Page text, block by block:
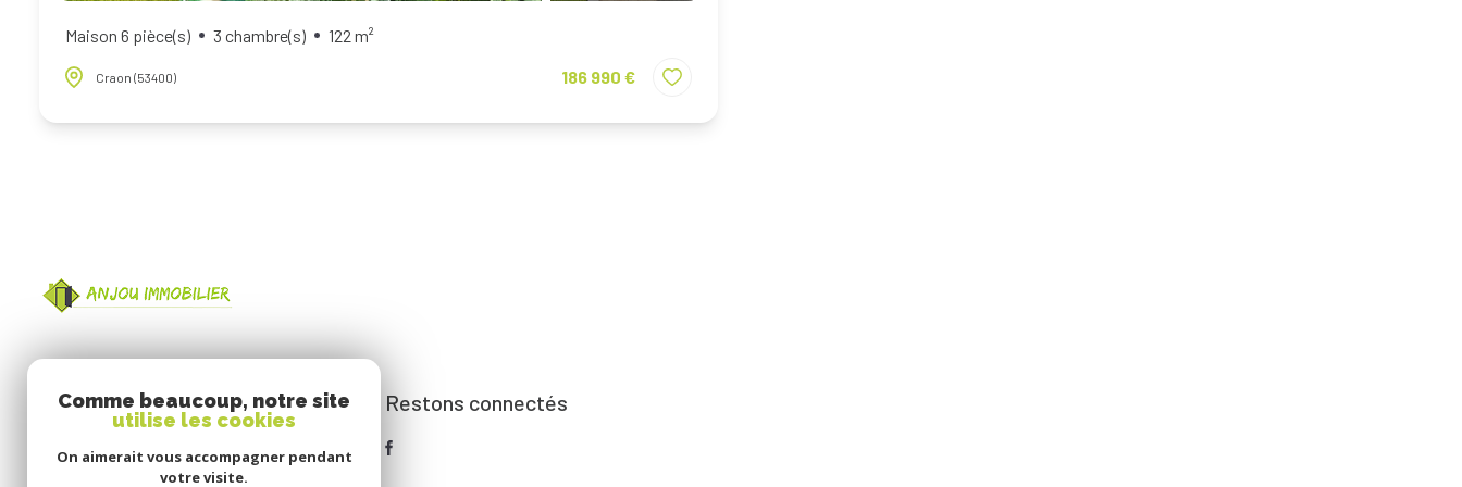
Maison 6 pièce(s) 3 chambre(s) 122 m²
Craon (53400) 186 990 €
Anjou Immobilier
0241263646
contact@anjouimmobilier.fr
Restons connectés
Comme beaucoup, notre site
utilise les cookies
On aimerait vous accompagner pendant
votre visite.